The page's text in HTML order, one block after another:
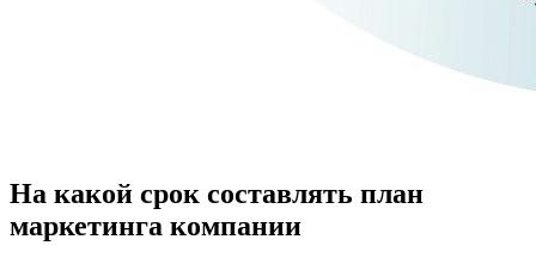
На какой срок составлять план
маркетинга компании